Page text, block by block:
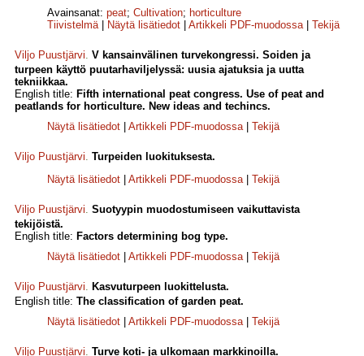
Avainsanat: peat; Cultivation; horticulture
Tiivistelmä| Näytä lisätiedot Artikkeli PDF-muodossa| Tekijä
Viljo Puustjärvi. V kansainvälinen turvekongressi. Soiden ja
turpeen käyttö puutarhaviljelyssä: uusia ajatuksia ja uutta
tekniikkaa.
English title: Fifth international peat congress. Use of peat and
peatlands for horticulture. New ideas and techincs.
Näytä lisätiedot
Artikkeli PDF-muodossa| Tekijä
Viljo Puustjärvi. Turpeiden luokituksesta.
Näytä lisätiedot
Artikkeli PDF-muodossa| Tekijä
Viljo Puustjärvi. Suotyypin muodostumiseen vaikuttavista
tekijöistä.
English title: Factors determining bog type.
Näytä lisätiedot
Artikkeli PDF-muodossa| Tekijä
Viljo Puustjärvi. Kasvuturpeen luokittelusta.
English title: The classification of garden peat.
Näytä lisätiedot
Artikkeli PDF-muodossa| Tekijä
Viljo Puustjärvi. Turve koti- ja ulkomaan markkinoilla.